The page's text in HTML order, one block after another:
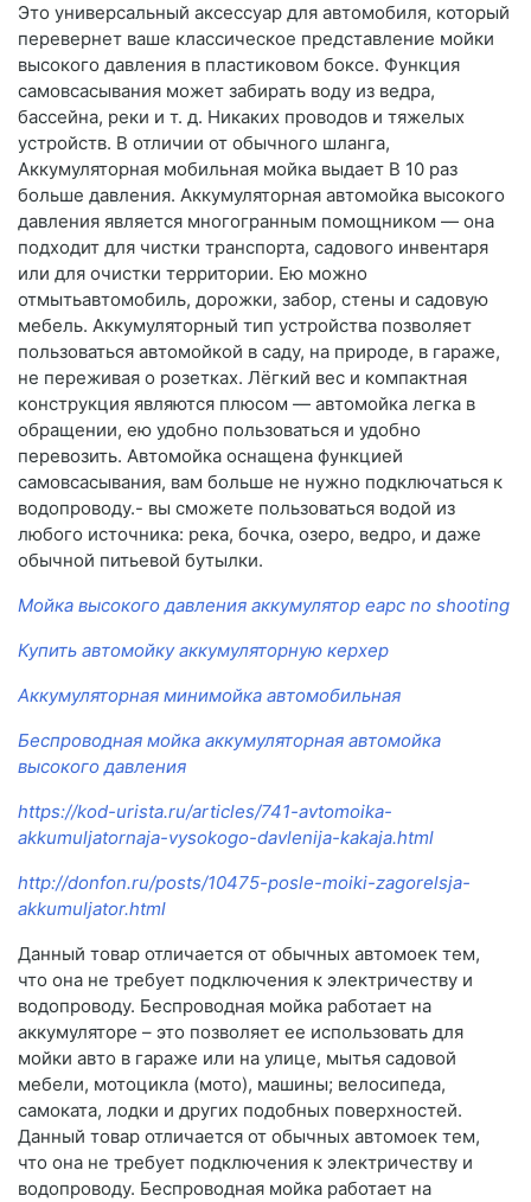
Это универсальный аксессуар для автомобиля, который
перевернет ваше классическое представление мойки
высокого давления в пластиковом боксе. Функция
самовсасывания может забирать воду из ведра,
бассейна, реки и т. д. Никаких проводов и тяжелых
устройств. В отличии от обычного шланга,
Аккумуляторная мобильная мойка выдает В 10 раз
больше давления. Аккумуляторная автомойка высокого
давления является многогранным помощником — она
подходит для чистки транспорта, садового инвентаря
или для очистки территории. Ею можно
отмытьавтомобиль, дорожки, забор, стены и садовую
мебель. Аккумуляторный тип устройства позволяет
пользоваться автомойкой в саду, на природе, в гараже,
не переживая о розетках. Лёгкий вес и компактная
конструкция являются плюсом — автомойка легка в
обращении, ею удобно пользоваться и удобно
перевозить. Автомойка оснащена функцией
самовсасывания, вам больше не нужно подключаться к
водопроводу.- вы сможете пользоваться водой из
любого источника: река, бочка, озеро, ведро, и даже
обычной питьевой бутылки.
Мойка высокого давления аккумулятор eapc no shooting
Купить автомойку аккумуляторную керхер
Аккумуляторная минимойка автомобильная
Беспроводная мойка аккумуляторная автомойка
высокого давления
https://kod-urista.ru/articles/741-avtomoika-
akkumuljatornaja-vysokogo-davlenija-kakaja.html
http://donfon.ru/posts/10475-posle-moiki-zagorelsja-
akkumuljator.html
Данный товар отличается от обычных автомоек тем,
что она не требует подключения к электричеству и
водопроводу. Беспроводная мойка работает на
аккумуляторе – это позволяет ее использовать для
мойки авто в гараже или на улице, мытья садовой
мебели, мотоцикла (мото), машины; велосипеда,
самоката, лодки и других подобных поверхностей.
Данный товар отличается от обычных автомоек тем,
что она не требует подключения к электричеству и
водопроводу. Беспроводная мойка работает на